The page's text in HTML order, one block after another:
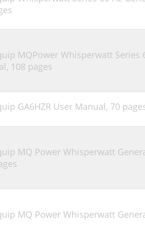
MQPower Whisperwatt Series
108 pages
GA6HZR User Manual, 70
MQ Power Whisperwatt
MQ Power Whisperwatt